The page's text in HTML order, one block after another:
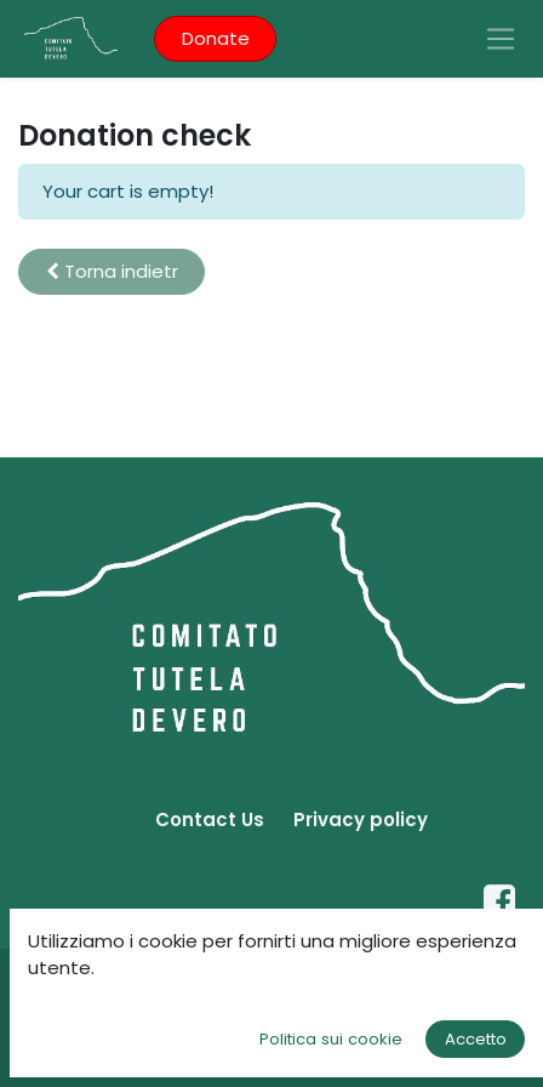
Donate
Donation check
Your cart is empty!
Torna indietr
Contact Us Privacy policy
- The #1Open Source eCommerce
Utilizziamo i cookie per fornirti una migliore esperienza
utente.
Politica sui cookie Accetto